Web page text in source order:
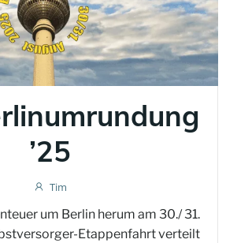
’25
Tim
um Berlin herum am 30./ 31.
Etappenfahrt verteilt